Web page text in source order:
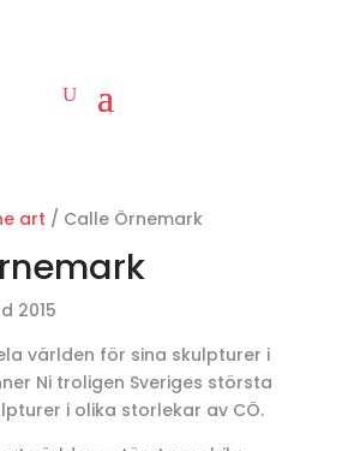
art / Calle Örnemark
2015
världen för sina skulpturer i
Ni troligen Sveriges största
i olika storlekar av CÖ.